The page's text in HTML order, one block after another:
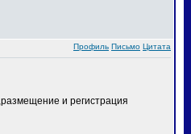
Профиль Письмо Цитата
и регистрация